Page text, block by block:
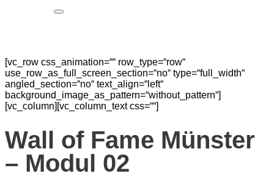
nach:
[vc_row css_animation=““ row_type=“row“
use_row_as_full_screen_section=“no“ type=“full_width“
angled_section=“no“ text_align=“left“
background_image_as_pattern=“without_pattern“]
[vc_column][vc_column_text css=““]
Wall of Fame Münster
– Modul 02